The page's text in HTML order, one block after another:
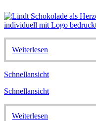
Weiterlesen
Schnellansicht
Schnellansicht
Weiterlesen